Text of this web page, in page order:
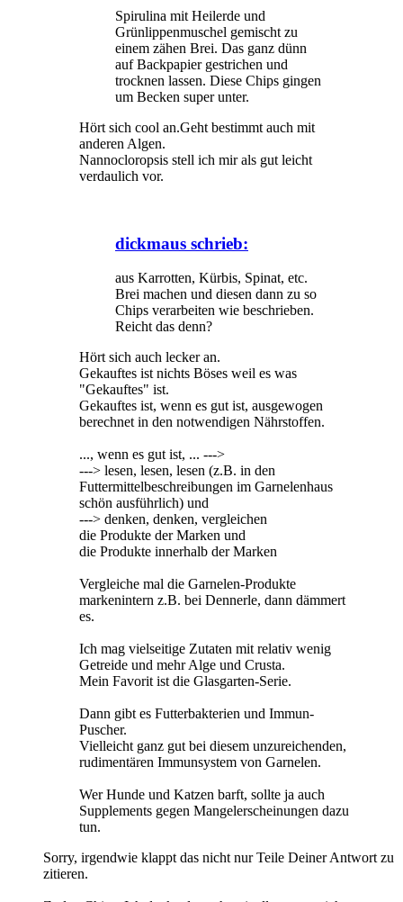
Spirulina mit Heilerde und
Grünlippenmuschel gemischt zu
einem zähen Brei. Das ganz dünn
auf Backpapier gestrichen und
trocknen lassen. Diese Chips gingen
um Becken super unter.
Hört sich cool an.Geht bestimmt auch mit
anderen Algen.
Nannocloropsis stell ich mir als gut leicht
verdaulich vor.
dickmaus schrieb:
aus Karrotten, Kürbis, Spinat, etc.
Brei machen und diesen dann zu so
Chips verarbeiten wie beschrieben.
Reicht das denn?
Hört sich auch lecker an.
Gekauftes ist nichts Böses weil es was
"Gekauftes" ist.
Gekauftes ist, wenn es gut ist, ausgewogen
berechnet in den notwendigen Nährstoffen.
..., wenn es gut ist, ... --->
---> lesen, lesen, lesen (z.B. in den
Futtermittelbeschreibungen im Garnelenhaus
schön ausführlich) und
---> denken, denken, vergleichen
die Produkte der Marken und
die Produkte innerhalb der Marken
Vergleiche mal die Garnelen-Produkte
markenintern z.B. bei Dennerle, dann dämmert
es.
Ich mag vielseitige Zutaten mit relativ wenig
Getreide und mehr Alge und Crusta.
Mein Favorit ist die Glasgarten-Serie.
Dann gibt es Futterbakterien und Immun-
Puscher.
Vielleicht ganz gut bei diesem unzureichenden,
rudimentären Immunsystem von Garnelen.
Wer Hunde und Katzen barft, sollte ja auch
Supplements gegen Mangelerscheinungen dazu
tun.
Sorry, irgendwie klappt das nicht nur Teile Deiner Antwort zu
zitieren.